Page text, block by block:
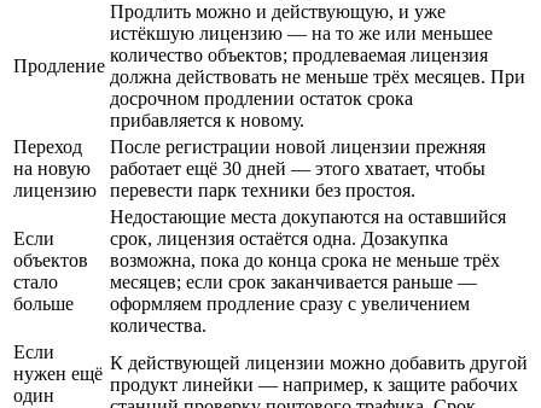
Продление
Продлить можно и действующую, и уже
истёкшую лицензию — на то же или меньшее
количество объектов; продлеваемая лицензия
должна действовать не меньше трёх месяцев. При
досрочном продлении остаток срока
прибавляется к новому.
Переход
на новую
лицензию
После регистрации новой лицензии прежняя
работает ещё 30 дней — этого хватает, чтобы
перевести парк техники без простоя.
Если
объектов
стало
больше
Недостающие места докупаются на оставшийся
срок, лицензия остаётся одна. Дозакупка
возможна, пока до конца срока не меньше трёх
месяцев; если срок заканчивается раньше —
оформляем продление сразу с увеличением
количества.
Если
нужен ещё
один
К действующей лицензии можно добавить другой
продукт линейки — например, к защите рабочих